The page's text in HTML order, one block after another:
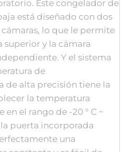
Este congelador de
está diseñado con dos
lo que le permite
superior y la cámara
Y el sistema
de
de alta precisión tiene la
la temperatura
el rango de -20 ° C ~
la puerta incorporada
una